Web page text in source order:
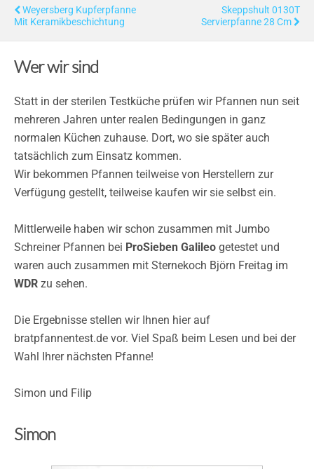
Weyersberg Kupferpfanne
Mit Keramikbeschichtung
Skeppshult 0130T
Servierpfanne 28 Cm
Wer wir sind
Statt in der sterilen Testküche prüfen wir Pfannen nun seit
mehreren Jahren unter realen Bedingungen in ganz
normalen Küchen zuhause. Dort, wo sie später auch
tatsächlich zum Einsatz kommen.
Wir bekommen Pfannen teilweise von Herstellern zur
Verfügung gestellt, teilweise kaufen wir sie selbst ein.
Mittlerweile haben wir schon zusammen mit Jumbo
Schreiner Pfannen bei ProSieben Galileo getestet und
waren auch zusammen mit Sternekoch Björn Freitag im
WDR zu sehen.
Die Ergebnisse stellen wir Ihnen hier auf
bratpfannentest.de vor. Viel Spaß beim Lesen und bei der
Wahl Ihrer nächsten Pfanne!
Simon und Filip
Simon